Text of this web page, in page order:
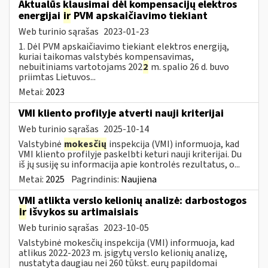
Aktualūs klausimai dėl kompensacijų elektros
energijai ir PVM apskaičiavimo tiekiant
Web turinio sąrašas 2023-01-23
1. Dėl PVM apskaičiavimo tiekiant elektros energiją,
kuriai taikomas valstybės kompensavimas,
nebuitiniams vartotojams 2022 m. spalio 26 d. buvo
priimtas Lietuvos...
Metai: 2023
VMI kliento profilyje atverti nauji kriterijai
Web turinio sąrašas 2025-10-14
Valstybinė mokesčių inspekcija (VMI) informuoja, kad
VMI kliento profilyje paskelbti keturi nauji kriterijai. Du
iš jų susiję su informacija apie kontrolės rezultatus, o...
Metai: 2025 Pagrindinis: Naujiena
VMI atlikta verslo kelionių analizė: darbostogos
ir išvykos su artimaisiais
Web turinio sąrašas 2023-10-05
Valstybinė mokesčių inspekcija (VMI) informuoja, kad
atlikus 2022-2023 m. įsigytų verslo kelionių analizę,
nustatyta daugiau nei 260 tūkst. eurų papildomai